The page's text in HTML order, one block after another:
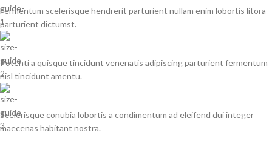
Fermentum scelerisque hendrerit parturient nullam enim lobortis litora
parturient dictumst.
Potenti a quisque tincidunt venenatis adipiscing parturient fermentum
nisl tincidunt amentu.
Scelerisque conubia lobortis a condimentum ad eleifend dui integer
maecenas habitant nostra.